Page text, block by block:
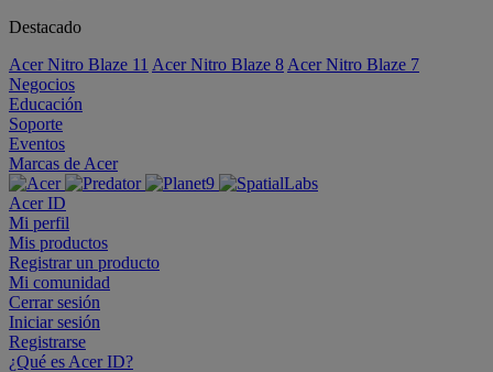
Destacado
Acer Nitro Blaze 11 Acer Nitro Blaze 8 Acer Nitro Blaze 7
Negocios
Educación
Soporte
Eventos
Marcas de Acer
Acer ID
Mi perfil
Mis productos
Registrar un producto
Mi comunidad
Cerrar sesión
Iniciar sesión
Registrarse
¿Qué es Acer ID?